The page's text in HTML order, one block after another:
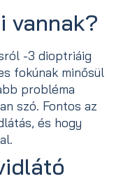
vannak?
-3 dioptriáig
fokúnak minősül
probléma
szó. Fontos az
és hogy